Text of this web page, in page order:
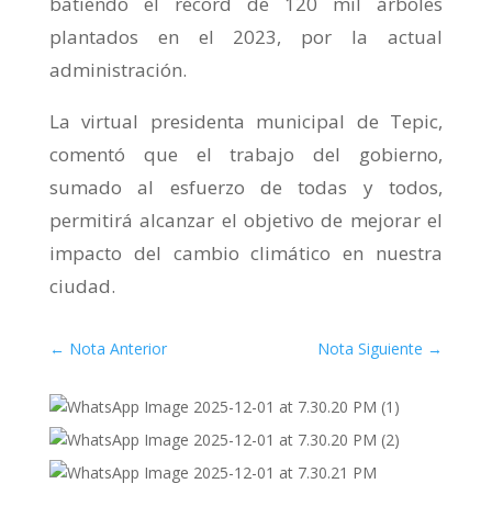
plantados en el 2023, por la actual
administración.
La virtual presidenta municipal de Tepic,
comentó que el trabajo del gobierno,
sumado al esfuerzo de todas y todos,
permitirá alcanzar el objetivo de mejorar el
impacto del cambio climático en nuestra
ciudad.
← Nota Anterior Nota Siguiente →